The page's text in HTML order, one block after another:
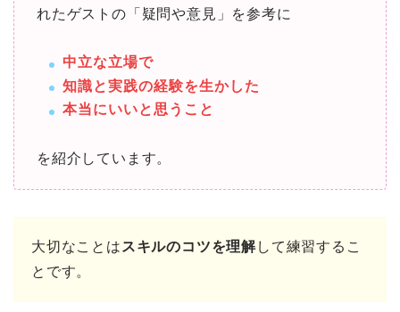
れたゲストの「疑問や意見」を参考に
中立な立場で
知識と実践の経験を生かした
本当にいいと思うこと
を紹介しています。
大切なことは スキルのコツを理解して練習するこ
とです。